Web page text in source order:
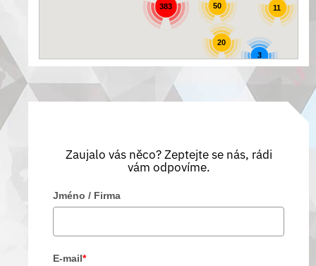
50
383
20
3
11
Zaujalo vás něco? Zeptejte se nás, rádi
vám odpovíme.
Jméno / Firma
E-mail*